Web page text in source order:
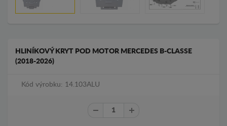
HLINÍKOVÝ KRYT POD MOTOR MERCEDES B-CLASSE
(2018-2026)
Kód výrobku: 14.103ALU